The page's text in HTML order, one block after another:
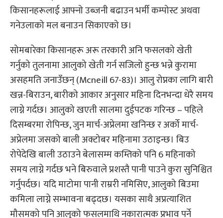
किसानहरूलाई आफ्नो उब्जनी बढाउन भर्मी कम्पोस्ट अथवा
गनेउलाको मल बनाउन सिकाएको छ।
सोमबारेका किसानहरू अरू तरकारी अनि फसलको खेती
गर्नुको तुलनामा आलुको खेती गर्न सजिलो हुन्छ भन्ने कुरामा
असहमति जनाउँछन् (Mcneill 67-83)। आलु रोप्नका लागि बारी
खन्न-बिराउन, बारीको आकार अनुसार महिना दिनभन्दा धेरै समय
लाग्ने गर्दछ। आलुको खएती सालमा दुईपटक गरिन्छ – पहिले
दिसम्बरमा रोपिन्छ, जुन मार्च-अप्रेलमा खनिन्छ र अर्को मार्च-
अप्रेलमा जसको बाली अक्टोबर महिनामा उठाइन्छ। बिउ
रोपेदेखि बाली उठाउने बेलासम्म कम्तिको पनि 6 महिनाको
समय लाग्ने गर्दछ भने बिरुवाले प्रशस्तै पानी पाउने कुरा सुनिश्चित
गर्नुपर्दछ। यदि माटोमा पानी राम्ररी नमिसिए, आलुको बिउमा
कमिला लाग्ने सम्भावना बढ्दछ। यसका साथै अप्रत्याशित
मौसमको पनि आलुको फसलमाथि नकारात्मक प्रभाव पर्ने